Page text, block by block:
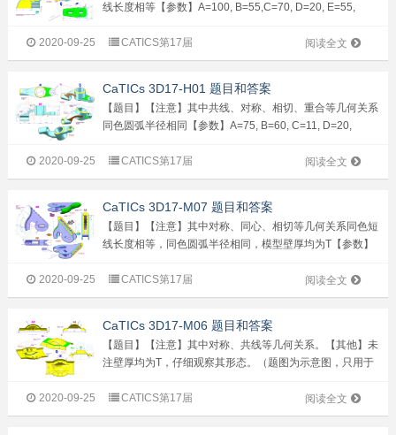
线长度相等【参数】A=100, B=55,C=70, D=20, E=55,
阅读全文
2020-09-25 CATICS第17届
CaTICs 3D17-H01 题目和答案
【题目】【注意】其中共线、对称、相切、重合等几何关系
同色圆弧半径相同【参数】A=75, B=60, C=11, D=20,
阅读全文
2020-09-25 CATICS第17届
CaTICs 3D17-M07 题目和答案
【题目】【注意】其中对称、同心、相切等几何关系同色短
线长度相等，同色圆弧半径相同，模型壁厚均为T【参数】
T=2【问题】1. ...
阅读全文
2020-09-25 CATICS第17届
CaTICs 3D17-M06 题目和答案
【题目】【注意】其中对称、共线等几何关系。【其他】未
注壁厚均为T，仔细观察其形态。（题图为示意图，只用于
（输入答案时请精确到小数点后两位）【参数】A=100，
B=40，C=20，D=170...
阅读全文
2020-09-25 CATICS第17届